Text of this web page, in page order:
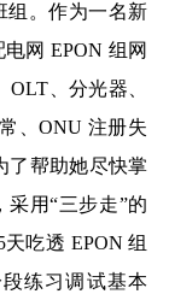
。作为一名新
网 EPON 组网
、分光器、
、ONU 注册失
了帮助她尽快掌
用“三步走”的
吃透 EPON 组
练习调试基本